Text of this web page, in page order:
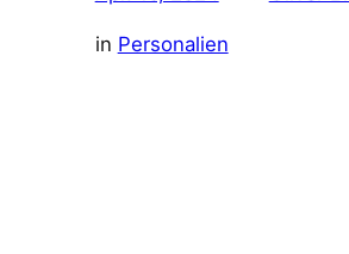
in Personalien